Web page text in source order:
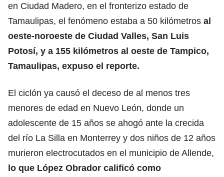
en Ciudad Madero, en el fronterizo estado de
Tamaulipas, el fenómeno estaba a 50 kilómetros al
oeste-noroeste de Ciudad Valles, San Luis
Potosí, y a 155 kilómetros al oeste de Tampico,
Tamaulipas, expuso el reporte.
El ciclón ya causó el deceso de al menos tres
menores de edad en Nuevo León, donde un
adolescente de 15 años se ahogó ante la crecida
del río La Silla en Monterrey y dos niños de 12 años
murieron electrocutados en el municipio de Allende,
lo que López Obrador calificó como